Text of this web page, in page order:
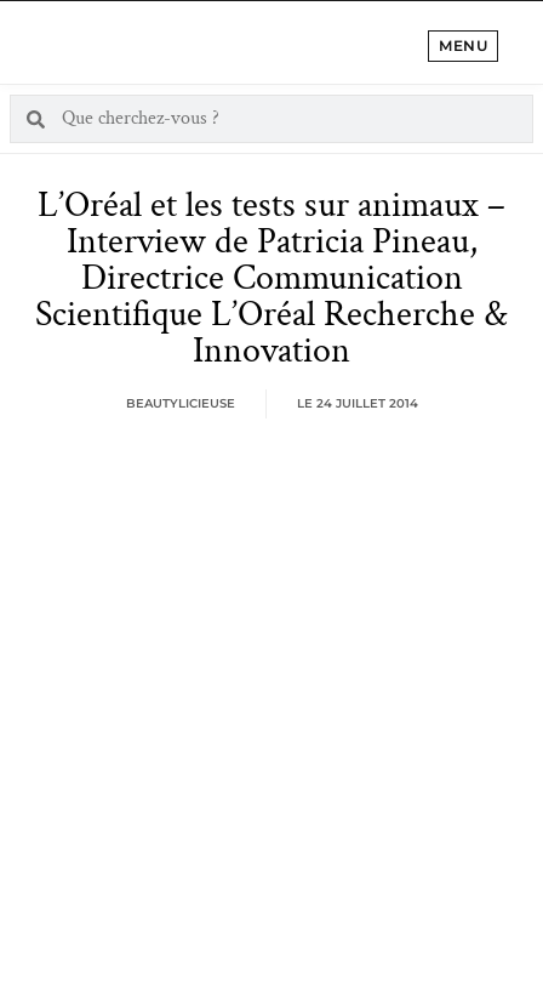
MENU
L’Oréal et les tests sur animaux –
Interview de Patricia Pineau,
Directrice Communication
Scientifique L’Oréal Recherche &
Innovation
BEAUTYLICIEUSE LE 24 JUILLET 2014